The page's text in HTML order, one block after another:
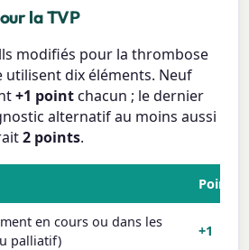
la TVP
modifiés pour la thrombose
dix éléments. Neuf
+1 pointchacun ; le dernier
alternatif au moins aussi
2 points.
Points
en cours ou dans les
palliatif)
+1